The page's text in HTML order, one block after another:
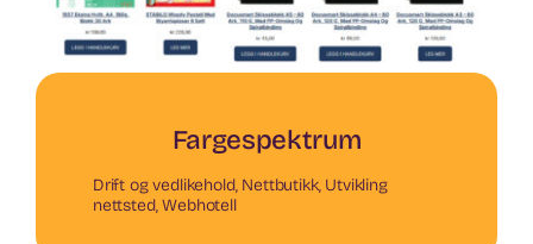
Fargespektrum
Drift og vedlikehold, Nettbutikk, Utvikling
nettsted,Webhotell